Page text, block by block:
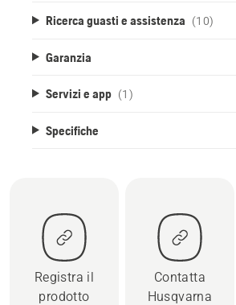
Ricerca guasti e assistenza (10)
Garanzia
Servizi e app (1)
Specifiche
Registra il
prodotto
Contatta
Husqvarna